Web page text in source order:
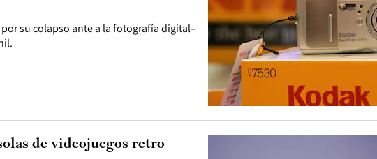
su colapso ante a la fotografía digital–
de videojuegos retro